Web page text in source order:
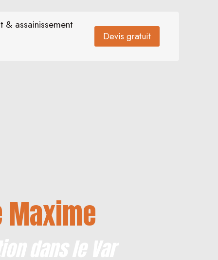
& assainissement
Devis gratuit
Maxime